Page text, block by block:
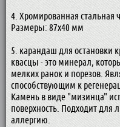
4. Хромированная стальная
Размеры: 87х40 мм
5. карандаш для остановки
квасцы - это минерал,
мелких ранок и порезов.
способствующим к
Камень в виде "мизинца"
поверхность. Подходит
аллергию.